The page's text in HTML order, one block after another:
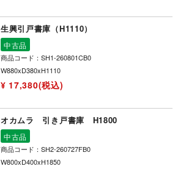
生興引戸書庫（H1110）
中古品
商品コード：SH1-260801CB0
W880xD380xH1110
¥ 17,380(税込)
オカムラ 引き戸書庫 H1800
中古品
商品コード：SH2-260727FB0
W800xD400xH1850